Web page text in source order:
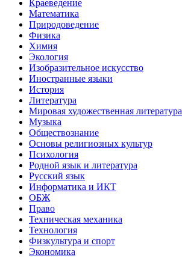
Краеведение
Математика
Природоведение
Физика
Химия
Экология
Изобразительное искусство
Иностранные языки
История
Литература
Мировая художественная литература
Музыка
Обществознание
Основы религиозных культур
Психология
Родной язык и литература
Русский язык
Информатика и ИКТ
ОБЖ
Право
Техническая механика
Технология
Физкультура и спорт
Экономика